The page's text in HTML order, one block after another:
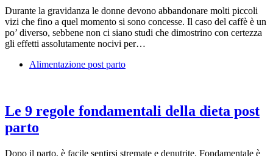
Durante la gravidanza le donne devono abbandonare molti piccoli
vizi che fino a quel momento si sono concesse. Il caso del caffè è un
po’ diverso, sebbene non ci siano studi che dimostrino con certezza
gli effetti assolutamente nocivi per…
Alimentazione post parto
Le 9 regole fondamentali della dieta post
parto
Dopo il parto, è facile sentirsi stremate e denutrite. Fondamentale è